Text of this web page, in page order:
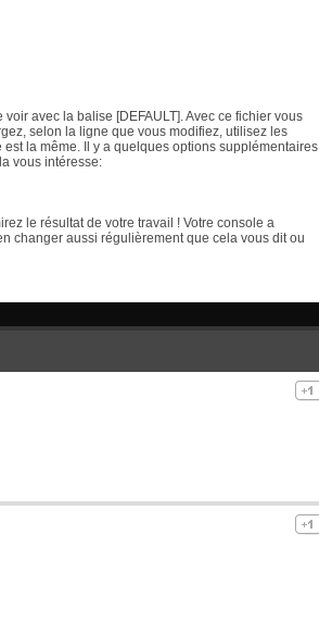
avec la balise [DEFAULT]. Avec ce fichier vous
selon la ligne que vous modifiez, utilisez les
la même. Il y a quelques options supplémentaires
vous intéresse:
le résultat de votre travail ! Votre console a
changer aussi régulièrement que cela vous dit ou